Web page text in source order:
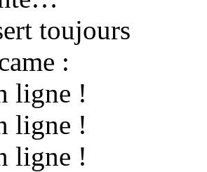
toujours
:
ligne !
ligne !
ligne !